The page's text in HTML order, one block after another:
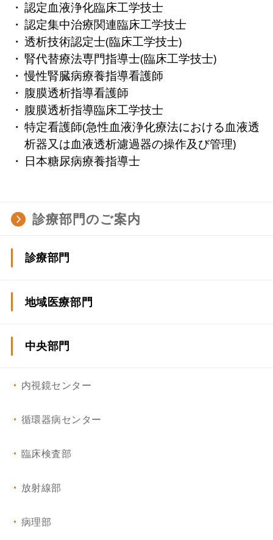
認定血液浄化臨床工学技士
認定集中治療関連臨床工学技士
透析技術認定士(臨床工学技士)
腎代替療法専門指導士(臨床工学技士)
慢性腎臓病療養指導看護師
腹膜透析指導看護師
腹膜透析指導臨床工学技士
特定看護師(急性血液浄化療法における血液透
析器又は血液透析濾過器の操作及び管理)
日本糖尿病療養指導士
診療部門のご案内
診療部門
呼吸器内科、膠原病・アレルギー内科
地域医療部門
日光市立三依診療所
中央部門
内視鏡センター
循環器病センター
臨床検査部
放射線部
病理部